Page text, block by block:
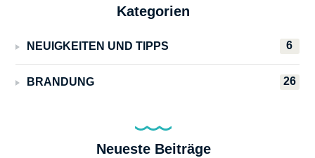
Kategorien
NEUIGKEITEN UND TIPPS 6
BRANDUNG 26
Neueste Beiträge